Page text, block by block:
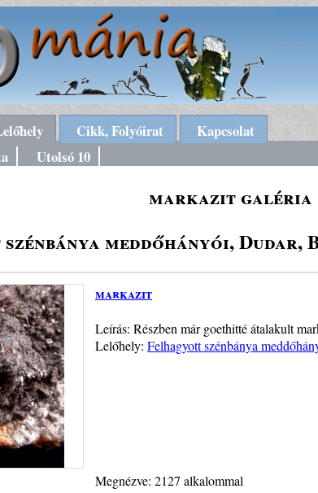
Cikk, Folyóirat
Kapcsolat
Utolsó 10
markazit galéria
meddőhányói,
markazit
Leírás: Részben már goethitté átalakult
Lelőhely: Felhagyott szénbánya
Megnézve: 2127 alkalommal